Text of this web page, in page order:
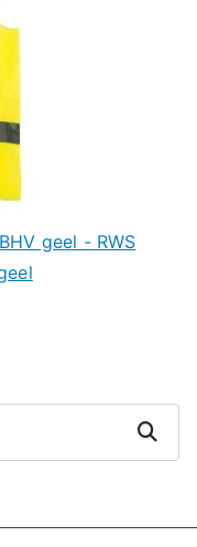
geel - RWS
Zoeken